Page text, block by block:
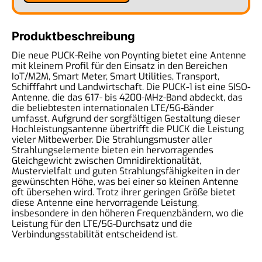
Produktbeschreibung
Die neue PUCK-Reihe von Poynting bietet eine Antenne
mit kleinem Profil für den Einsatz in den Bereichen
IoT/M2M, Smart Meter, Smart Utilities, Transport,
Schifffahrt und Landwirtschaft. Die PUCK-1 ist eine SISO-
Antenne, die das 617- bis 4200-MHz-Band abdeckt, das
die beliebtesten internationalen LTE/5G-Bänder
umfasst. Aufgrund der sorgfältigen Gestaltung dieser
Hochleistungsantenne übertrifft die PUCK die Leistung
vieler Mitbewerber. Die Strahlungsmuster aller
Strahlungselemente bieten ein hervorragendes
Gleichgewicht zwischen Omnidirektionalität,
Mustervielfalt und guten Strahlungsfähigkeiten in der
gewünschten Höhe, was bei einer so kleinen Antenne
oft übersehen wird. Trotz ihrer geringen Größe bietet
diese Antenne eine hervorragende Leistung,
insbesondere in den höheren Frequenzbändern, wo die
Leistung für den LTE/5G-Durchsatz und die
Verbindungsstabilität entscheidend ist.